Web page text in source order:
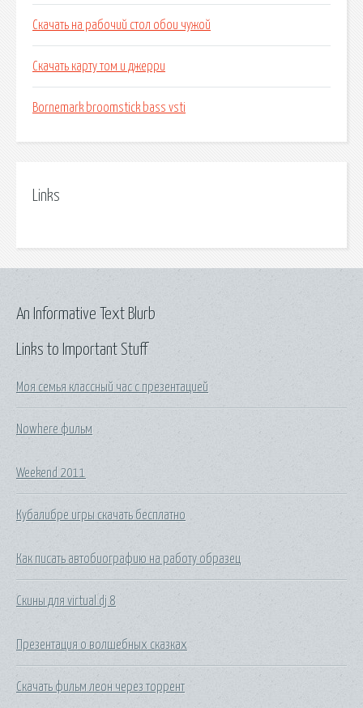
Скачать на рабочий стол обои чужой
Скачать карту том и джерри
Bornemark broomstick bass vsti
Links
Links to Important Stuff
Моя семья классный час с презентацией
Nowhere фильм
Weekend 2011
Кубалибре игры скачать бесплатно
Как писать автобиографию на работу образец
Скины для virtual dj 8
Презентация о волшебных сказках
Скачать фильм леон через торрент
An Informative Text Blurb